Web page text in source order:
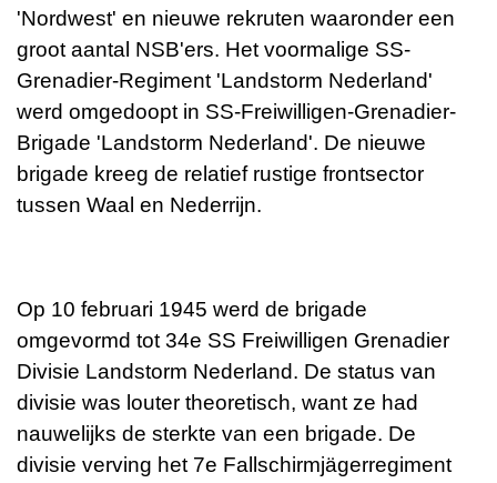
'Nordwest' en nieuwe rekruten waaronder een
groot aantal NSB'ers. Het voormalige SS-
Grenadier-Regiment 'Landstorm Nederland'
werd omgedoopt in SS-Freiwilligen-Grenadier-
Brigade 'Landstorm Nederland'. De nieuwe
brigade kreeg de relatief rustige frontsector
tussen Waal en Nederrijn.
Op 10 februari 1945 werd de brigade
omgevormd tot 34e SS Freiwilligen Grenadier
Divisie Landstorm Nederland. De status van
divisie was louter theoretisch, want ze had
nauwelijks de sterkte van een brigade. De
divisie verving het 7e Fallschirmjägerregiment